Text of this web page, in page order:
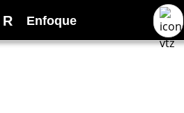
R Enfoque